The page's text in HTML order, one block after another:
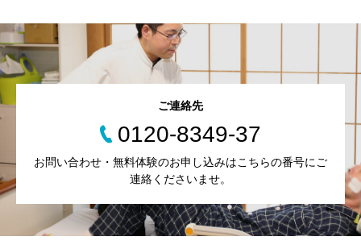
ご連絡先
0120-8349-37
お問い合わせ・無料体験のお申し込みはこちらの番号にご
連絡くださいませ。